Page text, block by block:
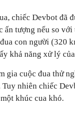
chiếc Devbot đã
ấn tượng nếu so
con người (320
khả năng xử lý
gia cuộc đua thử
Tuy nhiên chiếc
khúc cua khó.